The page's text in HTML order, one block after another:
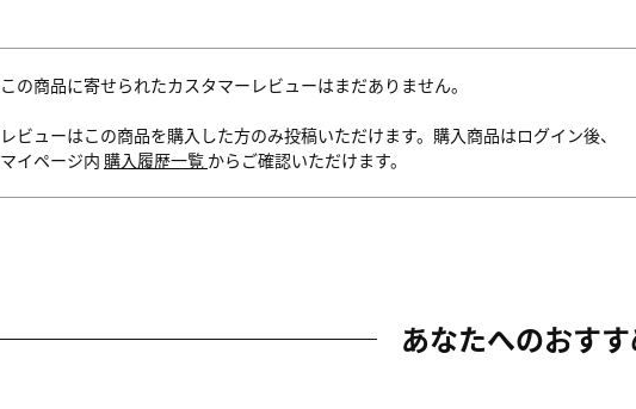
この商品に寄せられたカスタマーレビューはまだありません。
レビューはこの商品を購入した方のみ投稿いただけます。購入商品はログイン後、
マイページ内 購入履歴一覧 からご確認いただけます。
あなたへのおす